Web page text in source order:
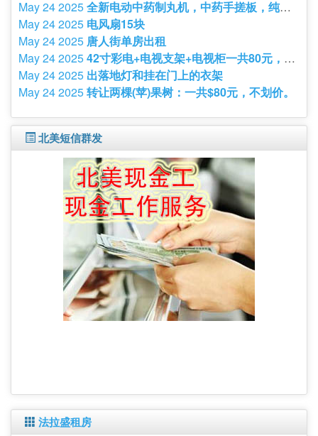
May 24 2025全新电动中药制丸机，中药手搓板，纯棉膏药布.
May 24 2025 电风扇15块
May 24 2025 唐人街单房出租
May 24 202542寸彩电+电视支架+电视柜一共80元，九阳豆浆机120，磁吸移动白板40，单人沙发15，橱柜15
May 24 2025 出落地灯和挂在门上的衣架
May 24 2025转让两棵(苹)果树：一共$80元，不划价。
北美短信群发
法拉盛租房